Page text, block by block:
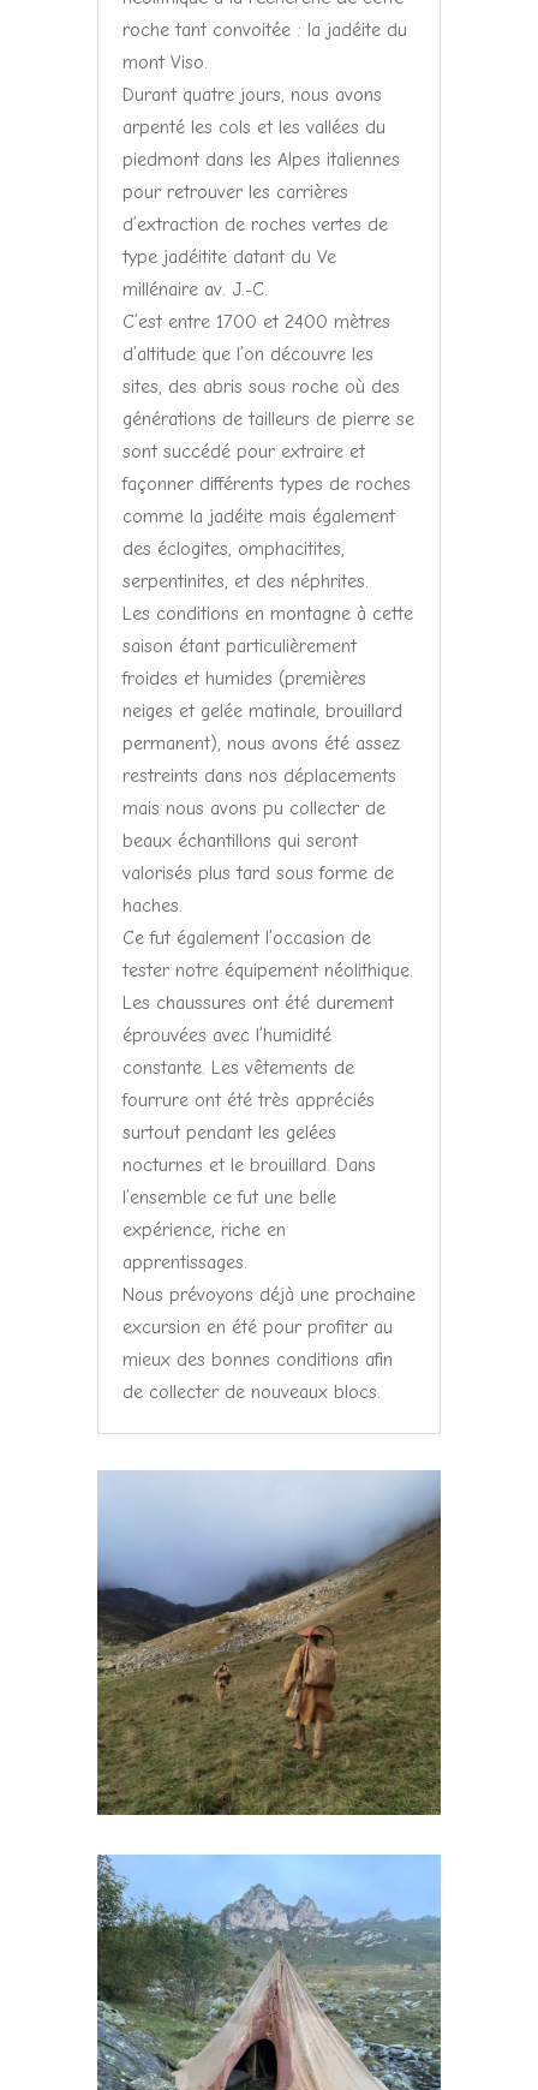
roche tant convoitée : la jadéite du
mont Viso.
Durant quatre jours, nous avons
arpenté les cols et les vallées du
piedmont dans les Alpes italiennes
pour retrouver les carrières
d’extraction de roches vertes de
type jadéitite datant du Ve
millénaire av. J.-C.
C’est entre 1700 et 2400 mètres
d’altitude que l’on découvre les
sites, des abris sous roche où des
générations de tailleurs de pierre se
sont succédé pour extraire et
façonner différents types de roches
comme la jadéite mais également
des éclogites, omphacitites,
serpentinites, et des néphrites.
Les conditions en montagne à cette
saison étant particulièrement
froides et humides (premières
neiges et gelée matinale, brouillard
permanent), nous avons été assez
restreints dans nos déplacements
mais nous avons pu collecter de
beaux échantillons qui seront
valorisés plus tard sous forme de
haches.
Ce fut également l’occasion de
tester notre équipement néolithique.
Les chaussures ont été durement
éprouvées avec l’humidité
constante. Les vêtements de
fourrure ont été très appréciés
surtout pendant les gelées
nocturnes et le brouillard. Dans
l’ensemble ce fut une belle
expérience, riche en
apprentissages.
Nous prévoyons déjà une prochaine
excursion en été pour profiter au
mieux des bonnes conditions afin
de collecter de nouveaux blocs.